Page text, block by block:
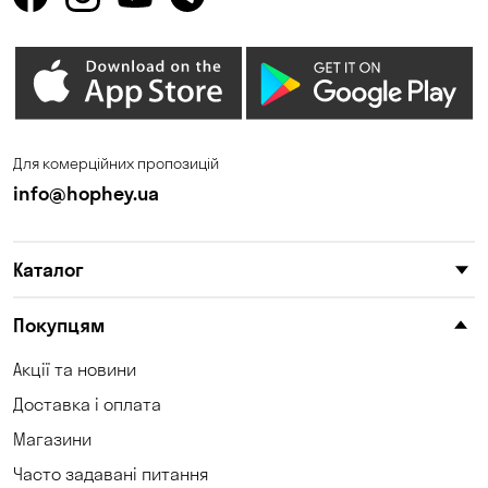
Для комерційних пропозицій
info@hophey.ua
Каталог
Покупцям
Акції та новини
Доставка і оплата
Магазини
Часто задавані питання